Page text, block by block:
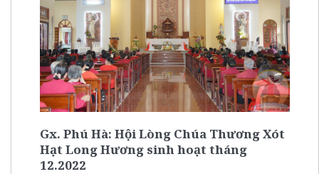
Gx. Phú Hà: Hội Lòng Chúa Thương Xót
Hạt Long Hương sinh hoạt tháng
12.2022